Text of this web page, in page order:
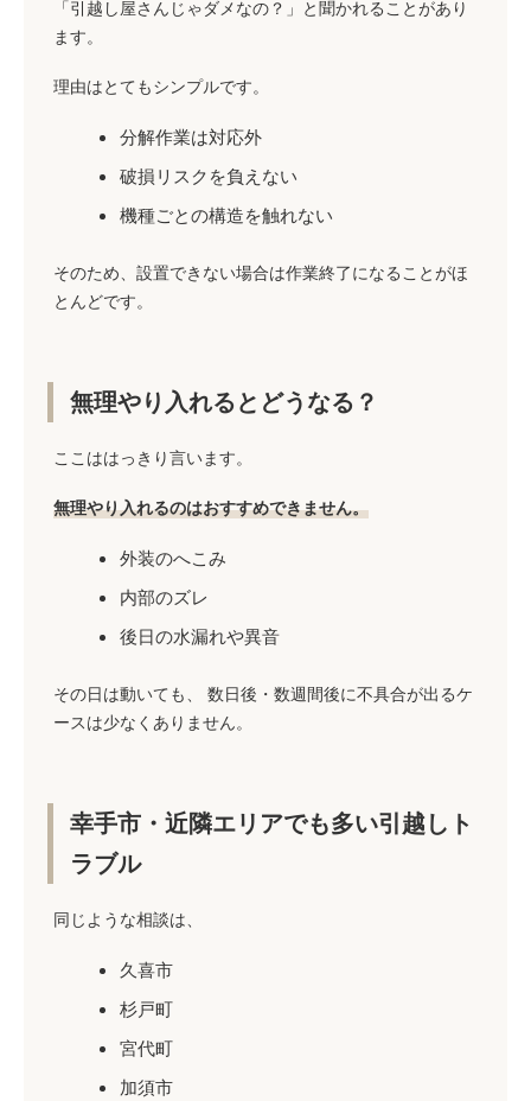
「引越し屋さんじゃダメなの？」と聞かれることがあり
ます。
理由はとてもシンプルです。
分解作業は対応外
破損リスクを負えない
機種ごとの構造を触れない
そのため、設置できない場合は作業終了になることがほ
とんどです。
無理やり入れるとどうなる？
ここははっきり言います。
無理やり入れるのはおすすめできません。
外装のへこみ
内部のズレ
後日の水漏れや異音
その日は動いても、 数日後・数週間後に不具合が出るケ
ースは少なくありません。
幸手市・近隣エリアでも多い引越しト
ラブル
同じような相談は、
久喜市
杉戸町
宮代町
加須市